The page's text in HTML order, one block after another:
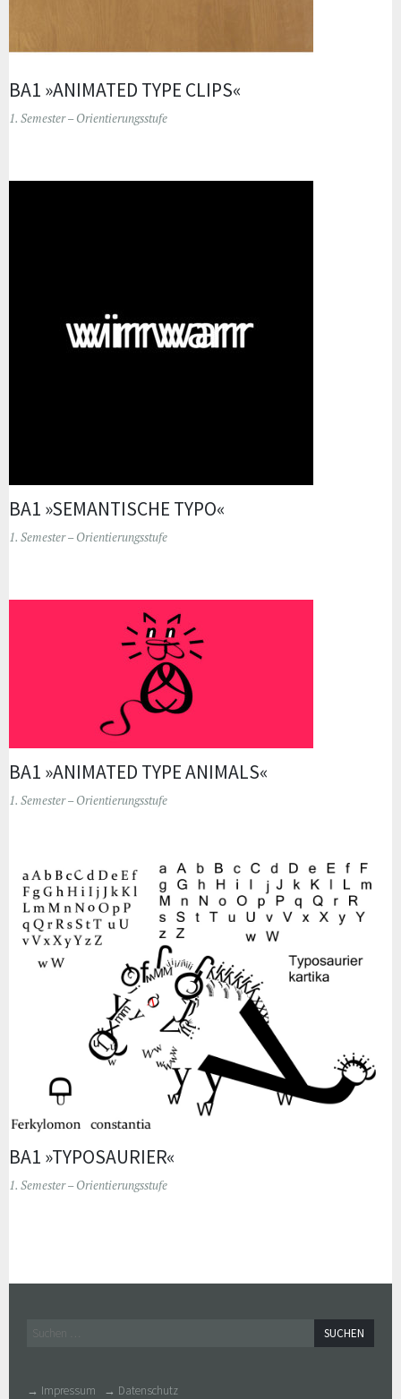
BA1 »ANIMATED TYPE CLIPS«
1. Semester – Orientierungsstufe
BA1 »SEMANTISCHE TYPO«
1. Semester – Orientierungsstufe
BA1 »ANIMATED TYPE ANIMALS«
1. Semester – Orientierungsstufe
BA1 »TYPOSAURIER«
1. Semester – Orientierungsstufe
→ Impressum → Datenschutz